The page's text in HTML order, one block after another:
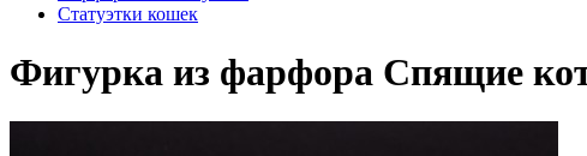
Статуэтки кошек
Фигурка из фарфора Спящие